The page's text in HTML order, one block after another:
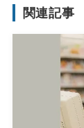
関連記事